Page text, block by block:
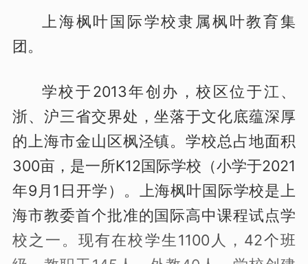
上海枫叶国际学校隶属枫叶教育集
团。
学校于2013年创办，校区位于江、
浙、沪三省交界处，坐落于文化底蕴深厚
的上海市金山区枫泾镇。学校总占地面积
300亩，是一所K12国际学校（小学于2021
年9月1日开学）。上海枫叶国际学校是上
海市教委首个批准的国际高中课程试点学
校之一。现有在校学生1100人，42个班